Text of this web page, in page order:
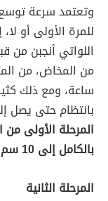
وتعتمد سرعة توسع
للمرة الأولى أو
اللواتي أنجبن من
من المخاض، من
ساعة، ومع ذلك
بانتظام حتى يصل إلى
المرحلة الأولى
بالكامل إلى 10 سم
المرحلة الثانية